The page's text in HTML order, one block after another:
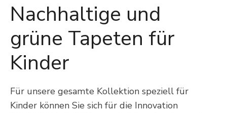
Nachhaltige und
grüne Tapeten für
Kinder
Für unsere gesamte Kollektion speziell für
Kinder können Sie sich für die Innovation